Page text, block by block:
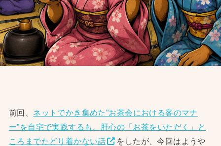
前回、 ネットでかき集めた”お茶会における客のマナ
ー”を自宅で実践するも、肝心の「お茶をいただく」と
ころまでたどり着かない話
をしたが、今回はようや